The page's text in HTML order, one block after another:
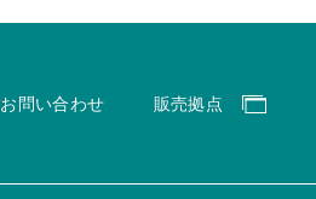
お問い合わせ 販売拠点